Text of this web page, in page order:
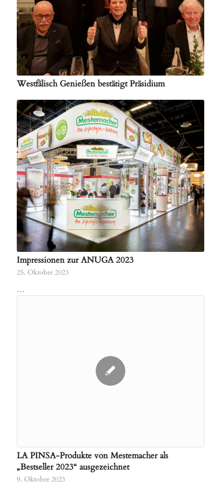
Westfälisch Genießen bestätigt Präsidium
Impressionen zur ANUGA 2023
25. Oktober 2023
…
LA PINSA-Produkte von Mestemacher als
„Bestseller 2023“ ausgezeichnet
9. Oktober 2023